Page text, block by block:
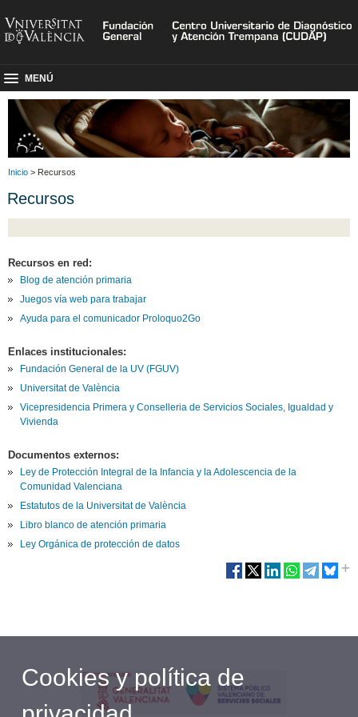
MENÚ
Inicio > Recursos
Recursos
Recursos en red:
Blog de atención primaria
Juegos vía web para trabajar
Ayuda para el comunicador Proloquo2Go
Enlaces institucionales:
Fundación General de la UV (FGUV)
Universitat de València
Vicepresidencia Primera y Conselleria de Servicios Sociales, Igualdad y
Vivienda
Documentos externos:
Ley de Protección Integral de la Infancia y la Adolescencia de la
Comunidad Valenciana
Estatutos de la Universitat de València
Libro blanco de atención primaria
Ley Orgánica de protección de datos
Cookies y política de